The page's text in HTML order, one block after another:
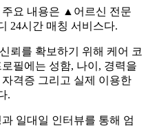
주요 내용은 ▲어르신 전문
24시간 매칭 서비스다.
뢰를 확보하기 위해 케어 코
필에는 성함, 나이, 경력을
격증 그리고 실제 이용한
.
일대일 인터뷰를 통해 엄